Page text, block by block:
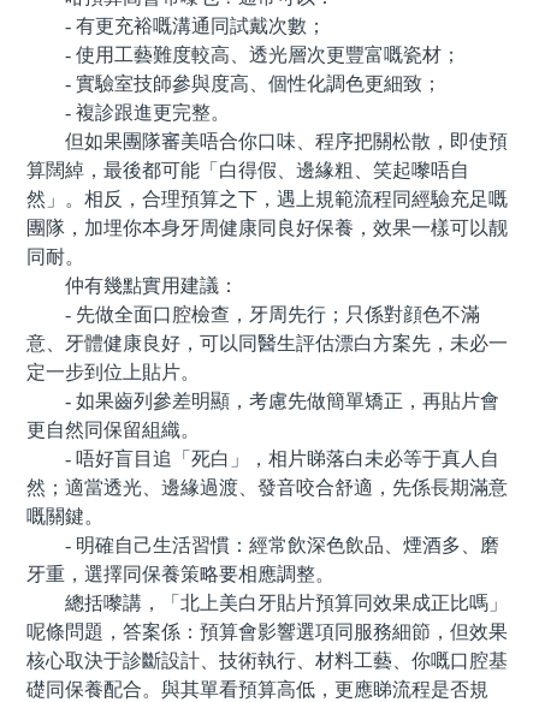
- 有更充裕嘅溝通同試戴次數；
- 使用工藝難度較高、透光層次更豐富嘅瓷材；
- 實驗室技師參與度高、個性化調色更細致；
- 複診跟進更完整。
但如果團隊審美唔合你口味、程序把關松散，即使預
算闊綽，最後都可能「白得假、邊緣粗、笑起嚟唔自
然」。相反，合理預算之下，遇上規範流程同經驗充足嘅
團隊，加埋你本身牙周健康同良好保養，效果一樣可以靓
同耐。
仲有幾點實用建議：
- 先做全面口腔檢查，牙周先行；只係對顔色不滿
意、牙體健康良好，可以同醫生評估漂白方案先，未必一
定一步到位上貼片。
- 如果齒列參差明顯，考慮先做簡單矯正，再貼片會
更自然同保留組織。
- 唔好盲目追「死白」，相片睇落白未必等于真人自
然；適當透光、邊緣過渡、發音咬合舒適，先係長期滿意
嘅關鍵。
- 明確自己生活習慣：經常飲深色飲品、煙酒多、磨
牙重，選擇同保養策略要相應調整。
總括嚟講，「北上美白牙貼片預算同效果成正比嗎」
呢條問題，答案係：預算會影響選項同服務細節，但效果
核心取決于診斷設計、技術執行、材料工藝、你嘅口腔基
礎同保養配合。與其單看預算高低，更應睇流程是否規